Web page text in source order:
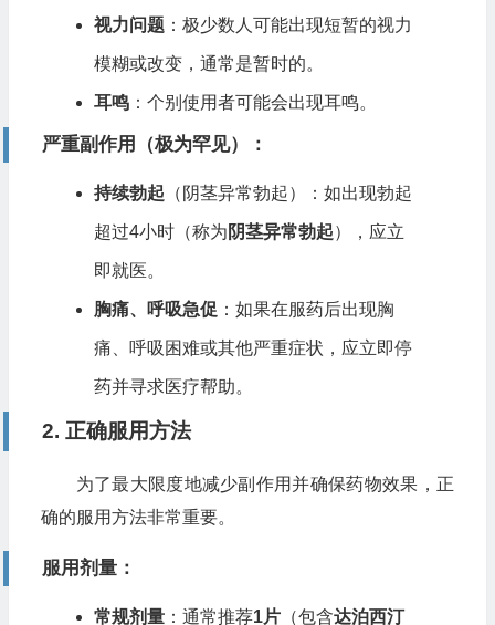
视力问题：极少数人可能出现短暂的视力
模糊或改变，通常是暂时的。
耳鸣：个别使用者可能会出现耳鸣。
严重副作用 （极为罕见）：
持续勃起 （阴茎异常勃起）：如出现勃起
超过4小时（称为 阴茎异常勃起），应立
即就医。
胸痛、呼吸急促 ：如果在服药后出现胸
痛、呼吸困难或其他严重症状，应立即停
药并寻求医疗帮助。
2. 正确服用方法
为了最大限度地减少副作用并确保药物效果，正
确的服用方法非常重要。
服用剂量：
常规剂量：通常推荐1片（包含达泊西汀